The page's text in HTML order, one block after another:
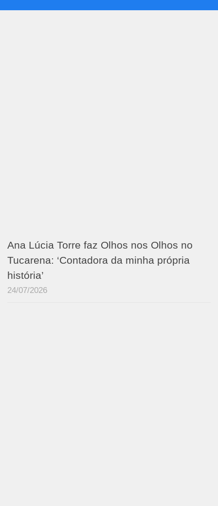
Ana Lúcia Torre faz Olhos nos Olhos no
Tucarena: ‘Contadora da minha própria
história’
24/07/2026